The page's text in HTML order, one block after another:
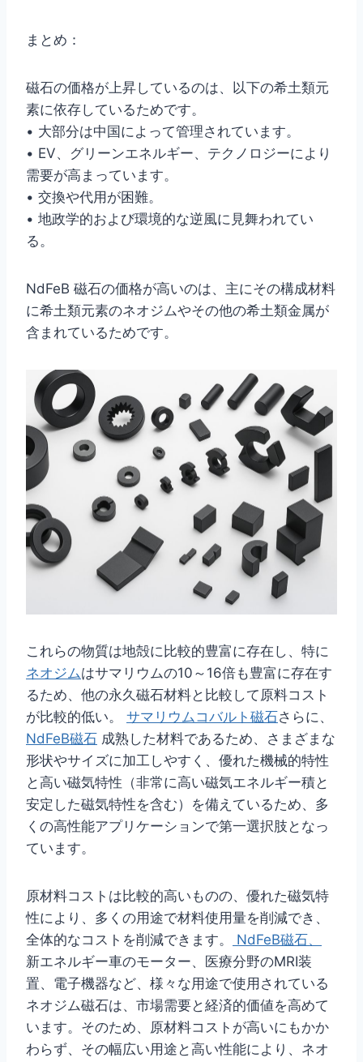
まとめ：
磁石の価格が上昇しているのは、以下の希土類元
素に依存しているためです。
• 大部分は中国によって管理されています。
• EV、グリーンエネルギー、テクノロジーにより
需要が高まっています。
• 交換や代用が困難。
• 地政学的および環境的な逆風に見舞われてい
る。
NdFeB 磁石の価格が高いのは、主にその構成材料
に希土類元素のネオジムやその他の希土類金属が
含まれているためです。
これらの物質は地殻に比較的豊富に存在し、特に
ネオジムはサマリウムの10～16倍も豊富に存在す
るため、他の永久磁石材料と比較して原料コスト
が比較的低い。 サマリウムコバルト磁石さらに、
NdFeB磁石 成熟した材料であるため、さまざまな
形状やサイズに加工しやすく、優れた機械的特性
と高い磁気特性（非常に高い磁気エネルギー積と
安定した磁気特性を含む）を備えているため、多
くの高性能アプリケーションで第一選択肢となっ
ています。
原材料コストは比較的高いものの、優れた磁気特
性により、多くの用途で材料使用量を削減でき、
全体的なコストを削減できます。
NdFeB磁石、
新エネルギー車のモーター、医療分野のMRI装
置、電子機器など、様々な用途で使用されている
ネオジム磁石は、市場需要と経済的価値を高めて
います。そのため、原材料コストが高いにもかか
わらず、その幅広い用途と高い性能により、ネオ